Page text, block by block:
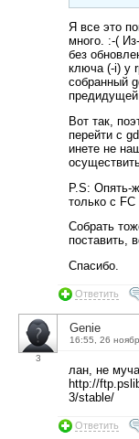
Я все это
много. :-(
без
ключа (-i) у
собранный
Вот так,
перейти с
инете не
P.S: Опять-
только с
Собрать
поставить,
Спасибо.
Ответить
3
Genie
16:55, 26
лан, не
http://
3/stable/
Ответить